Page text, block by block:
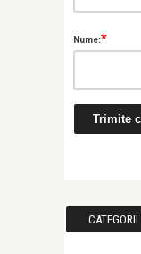
Nume:*
CATEGORII